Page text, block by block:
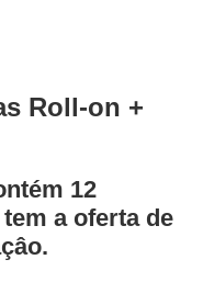
Roll-on +
12
a oferta de